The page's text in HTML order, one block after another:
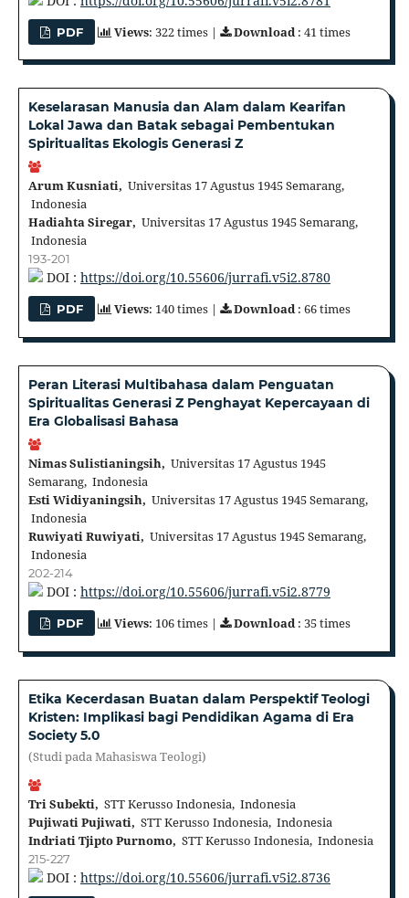
PDF Views: 322 times | Download: 41 times
Keselarasan Manusia dan Alam dalam Kearifan
Lokal Jawa dan Batak sebagai Pembentukan
Spiritualitas Ekologis Generasi Z
Arum Kusniati, Universitas 17 Agustus 1945 Semarang,
Indonesia
Hadiahta Siregar, Universitas 17 Agustus 1945 Semarang,
Indonesia
193-201
DOI : https://doi.org/10.55606/jurrafi.v5i2.8780
PDF Views: 140 times | Download: 66 times
Peran Literasi Multibahasa dalam Penguatan
Spiritualitas Generasi Z Penghayat Kepercayaan di
Era Globalisasi Bahasa
Nimas Sulistianingsih, Universitas 17 Agustus 1945
Semarang, Indonesia
Esti Widiyaningsih, Universitas 17 Agustus 1945 Semarang,
Indonesia
Ruwiyati Ruwiyati, Universitas 17 Agustus 1945 Semarang,
Indonesia
202-214
DOI : https://doi.org/10.55606/jurrafi.v5i2.8779
PDF Views: 106 times | Download: 35 times
Etika Kecerdasan Buatan dalam Perspektif Teologi
Kristen: Implikasi bagi Pendidikan Agama di Era
Society 5.0
(Studi pada Mahasiswa Teologi)
Tri Subekti, STT Kerusso Indonesia, Indonesia
Pujiwati Pujiwati, STT Kerusso Indonesia, Indonesia
Indriati Tjipto Purnomo, STT Kerusso Indonesia, Indonesia
215-227
DOI : https://doi.org/10.55606/jurrafi.v5i2.8736